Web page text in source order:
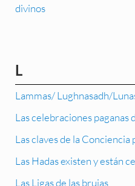
divinos
L
Lammas/ Lughnasadh/
Las celebraciones paganas
Las claves de la Conciencia
Las Hadas existen y están
Las Ligas de las brujas